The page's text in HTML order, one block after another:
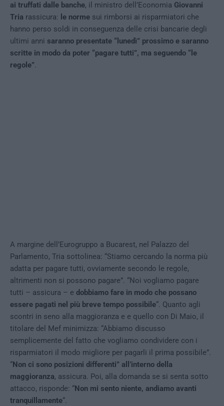
ai truffati dalle banche, il ministro dell’Economia Giovanni
Tria rassicura: le norme sui rimborsi ai risparmiatori che
hanno perso soldi in conseguenza delle crisi bancarie degli
ultimi anni saranno presentate “lunedì” prossimo e saranno
scritte in modo da poter “pagare tutti”, ma seguendo “le
regole”.
A margine dell’Eurogruppo a Bucarest, nel Palazzo del
Parlamento, Tria sottolinea: “Stiamo cercando la norma più
adatta per pagare tutti, ovviamente secondo le regole,
altrimenti non si possono pagare”. “Noi vogliamo pagare
tutti – assicura – e dobbiamo fare in modo che possano
essere pagati nel più breve tempo possibile“. Quanto agli
scontri in seno alla maggioranza e e quello con Di Maio, il
titolare del Mef minimizza: “Abbiamo discusso
semplicemente del fatto che vogliamo condividere con i
risparmiatori il modo migliore per pagarli il prima possibile”.
“Non ci sono posizioni differenti” all’interno della
maggioranza, assicura. Poi, alla domanda se si senta sotto
attacco, risponde: “Non mi sento niente, andiamo avanti
tranquillamente“.